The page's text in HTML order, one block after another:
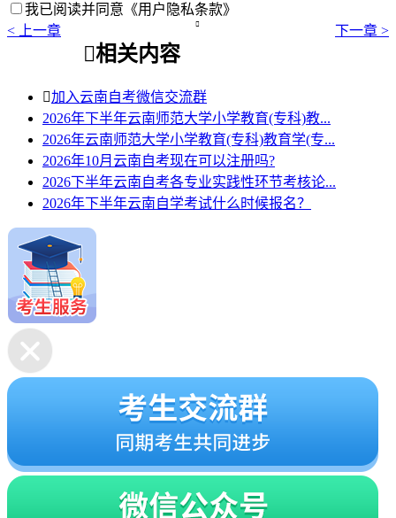
我已阅读并同意 《用户隐私条款》
< 上一章
 下一章 >
相关内容
加入云南自考微信交流群
2026年下半年云南师范大学小学教育(专科)教...
2026年云南师范大学小学教育(专科)教育学(专...
2026年10月云南自考现在可以注册吗?
2026下半年云南自考各专业实践性环节考核论...
2026年下半年云南自学考试什么时候报名？